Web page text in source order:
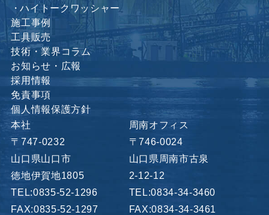
ハイトークワッシャー
施工事例
工具販売
技術・業界コラム
お知らせ・広報
採用情報
免責事項
個人情報保護方針
本社
〒747-0232
山口県山口市
徳地伊賀地1805
TEL:0835-52-1296
FAX:0835-52-1297
周南オフィス
〒746-0024
山口県周南市古泉
2-12-12
TEL:0834-34-3460
FAX:0834-34-3461